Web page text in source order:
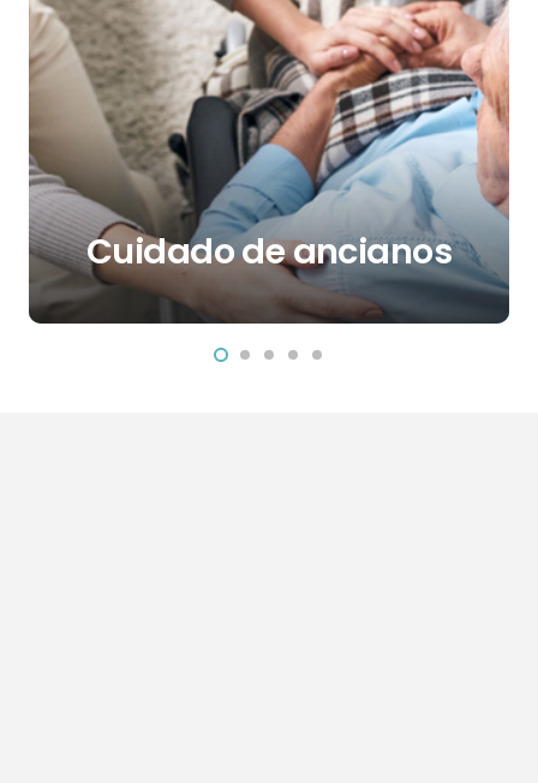
Cuidado de ancianos